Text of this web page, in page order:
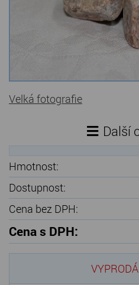
Hřbitovní doplňky
Zvířecí náhrobky a
Barevné kamenné drti
Štípané kamenné
Dárkové předměty z
Gabiony, gabionový
Údržba a čištění
Velká fotografie
Další
Hmotnost:
Dostupnost:
Cena bez DPH:
Cena s DPH: